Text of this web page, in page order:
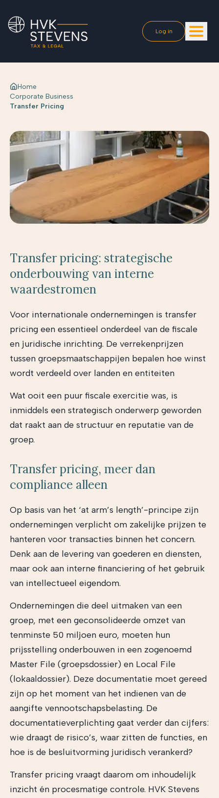
Log in
Home
Corporate Business
Transfer Pricing
Transfer pricing: strategische
onderbouwing van interne
waardestromen
Voor internationale ondernemingen is transfer
pricing een essentieel onderdeel van de fiscale
en juridische inrichting. De verrekenprijzen
tussen groepsmaatschappijen bepalen hoe winst
wordt verdeeld over landen en entiteiten
Wat ooit een puur fiscale exercitie was, is
inmiddels een strategisch onderwerp geworden
dat raakt aan de structuur en reputatie van de
groep.
Transfer pricing, meer dan
compliance alleen
Op basis van het ‘at arm’s length’-principe zijn
ondernemingen verplicht om zakelijke prijzen te
hanteren voor transacties binnen het concern.
Denk aan de levering van goederen en diensten,
maar ook aan interne financiering of het gebruik
van intellectueel eigendom.
Ondernemingen die deel uitmaken van een
groep, met een geconsolideerde omzet van
tenminste 50 miljoen euro, moeten hun
prijsstelling onderbouwen in een zogenoemd
Master File (groepsdossier) en Local File
(lokaaldossier). Deze documentatie moet gereed
zijn op het moment van het indienen van de
aangifte vennootschapsbelasting. De
documentatieverplichting gaat verder dan cijfers:
wie draagt de risico’s, waar zitten de functies, en
hoe is de besluitvorming juridisch verankerd?
Transfer pricing vraagt daarom om inhoudelijk
inzicht én procesmatige controle. HVK Stevens